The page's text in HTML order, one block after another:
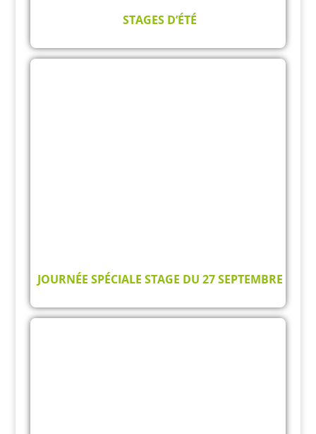
STAGES D’ÉTÉ
JOURNÉE SPÉCIALE STAGE DU 27 SEPTEMBRE